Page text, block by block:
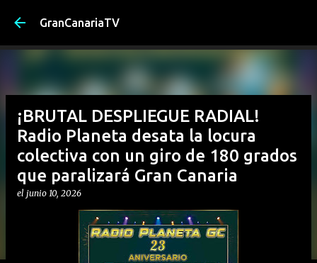
GranCanariaTV
¡BRUTAL DESPLIEGUE RADIAL!
Radio Planeta desata la locura
colectiva con un giro de 180 grados
que paralizará Gran Canaria
el junio 10, 2026